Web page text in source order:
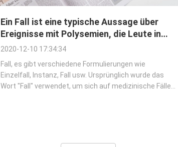
Ein Fall ist eine typische Aussage über
Ereignisse mit Polysemien, die Leute in
ihrer Produktion und in Leben erfahren
2020-12-10 17:34:34
Fall, es gibt verschiedene Formulierungen wie
Einzelfall, Instanz, Fall usw. Ursprünglich wurde das
Wort "Fall" verwendet, um sich auf medizinische Fälle